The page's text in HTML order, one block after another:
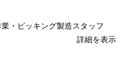
・ピッキング製造スタッフ
詳細を表示